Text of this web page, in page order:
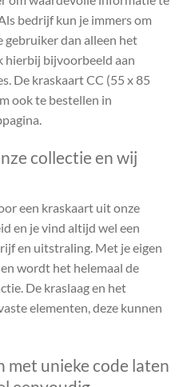
bedrijf kun je immers om
gebruiker dan alleen het
hierbij bijvoorbeeld aan
De kraskaart CC (55 x 85
ook te bestellen in
collectie en wij
een kraskaart uit onze
en je vind altijd wel een
en uitstraling. Met je eigen
wordt het helemaal de
De kraslaag en het
elementen, deze kunnen
met unieke code laten